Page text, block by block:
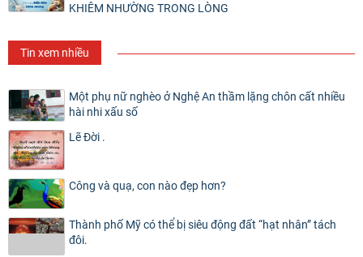
KHIÊM NHƯỜNG TRONG LÒNG
Tin xem nhiều
Một phụ nữ nghèo ở Nghệ An thầm lặng chôn cất nhiều
hài nhi xấu số
Lẽ Đời .
Công và quạ, con nào đẹp hơn?
Thành phố Mỹ có thể bị siêu động đất “hạt nhân” tách
đôi.